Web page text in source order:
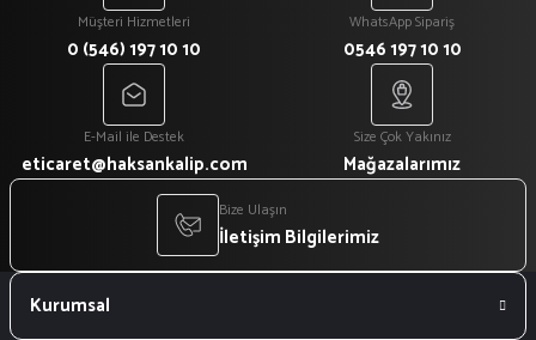
Müşteri Hizmetleri
0 (546) 197 10 10
WhatsApp Sipariş
0546 197 10 10
E-Mail ile Destek
eticaret@haksankalip.com
Size Çok Yakınız
Mağazalarımız
Bize Ulaşın
İletişim Bilgilerimiz
Kurumsal